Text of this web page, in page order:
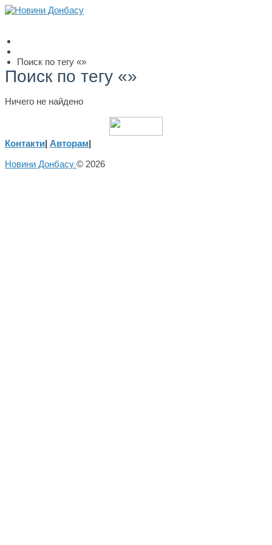
Поиск по тегу «»
Поиск по тегу «»
Ничего не найдено
Контакти| Авторам|
Новини Донбасу © 2026